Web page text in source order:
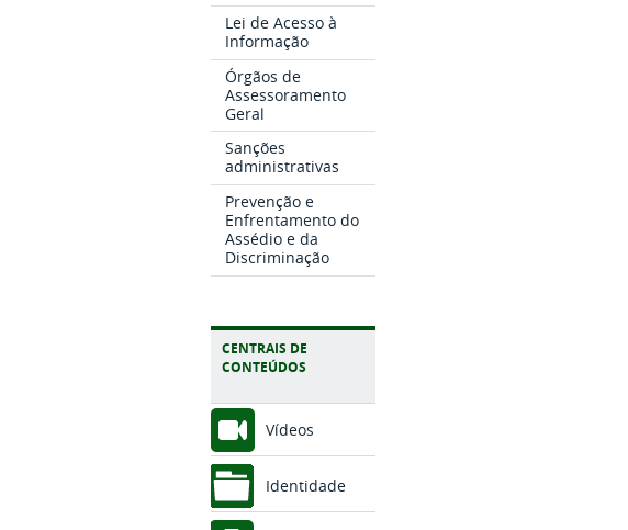
Lei de Acesso à
Informação
Órgãos de
Assessoramento
Geral
Sanções
administrativas
Prevenção e
Enfrentamento do
Assédio e da
Discriminação
CENTRAIS DE
CONTEÚDOS
Vídeos
Identidade